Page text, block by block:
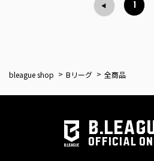
1
bleague shop Bリーグ 全商品
OFFICIAL